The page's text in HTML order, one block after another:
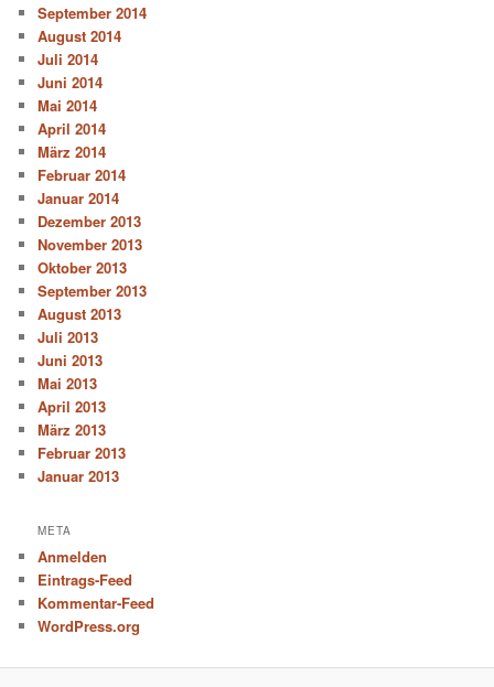
September 2014
August 2014
Juli 2014
Juni 2014
Mai 2014
April 2014
März 2014
Februar 2014
Januar 2014
Dezember 2013
November 2013
Oktober 2013
September 2013
August 2013
Juli 2013
Juni 2013
Mai 2013
April 2013
März 2013
Februar 2013
Januar 2013
META
Anmelden
Eintrags-Feed
Kommentar-Feed
WordPress.org